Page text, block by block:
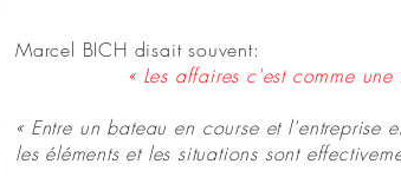
Marcel BICH disait souvent:
« Les affaires c'est comme
« Entre un bateau en course et l'entreprise
les éléments et les situations sont